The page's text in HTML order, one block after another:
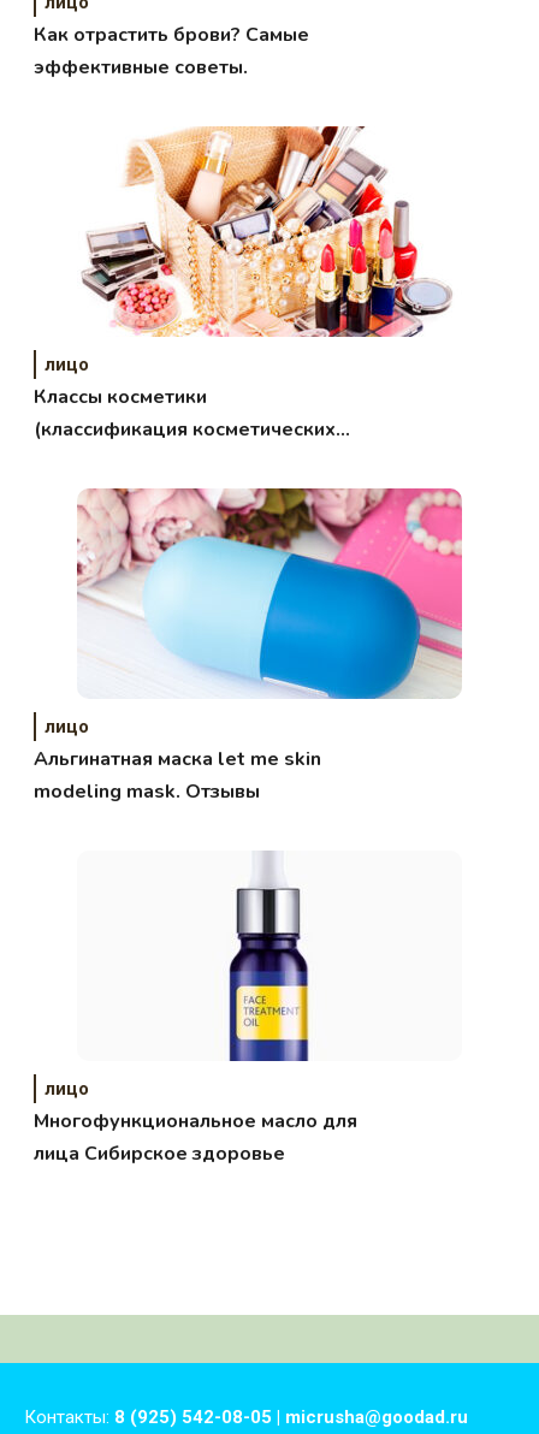
Как отрастить брови? Самые
эффективные советы.
лицо
Классы косметики
(классификация косметических
лицо
Альгинатная маска let me skin
modeling mask. Отзывы
лицо
Многофункциональное масло для
лица Сибирское здоровье
Контакты: 8 (925) 542-08-05 | micrusha@goodad.ru